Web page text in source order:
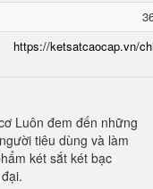
https://ketsatcaocap.vn/
Luôn đem đến những
tiêu dùng và làm
két sắt két bạc